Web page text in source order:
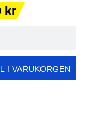
kr
I VARUKORGEN